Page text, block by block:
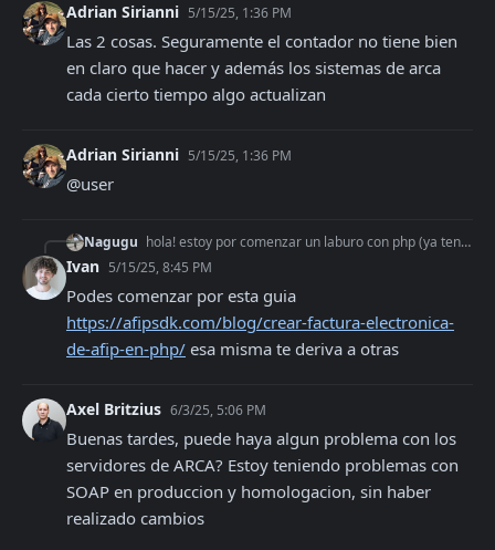
Adrian Sirianni 5/15/25, 1:36 PM
Las 2 cosas. Seguramente el contador no tiene bien
en claro que hacer y además los sistemas de arca
cada cierto tiempo algo actualizan
Adrian Sirianni 5/15/25, 1:36 PM
@user
Nagugu hola! estoy por comenzar un laburo con php (ya tengo mi ecommerce y sistema armado) pero lo que necesitamos es implementar ARCA osea generar comprobantes dentro
Ivan 5/15/25, 8:45 PM
https://afipsdk.com/blog/crear-factura-electronica-
de-afip-en-php/ esa misma te deriva a otras
Axel Britzius 6/3/25, 5:06 PM
Buenas tardes, puede haya algun problema con los
servidores de ARCA? Estoy teniendo problemas con
SOAP en produccion y homologacion, sin haber
realizado cambios